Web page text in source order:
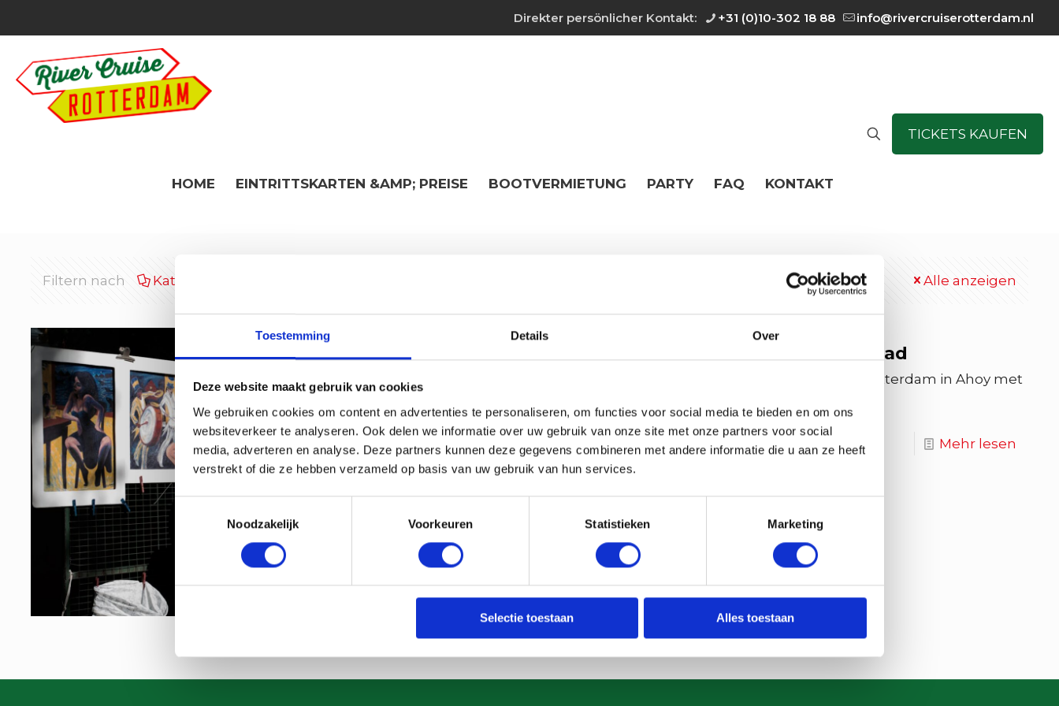
Toestemming Details Over
Deze website maakt gebruik van cookies
We gebruiken cookies om content en advertenties te personaliseren, om functies voor social media te bieden en om ons
websiteverkeer te analyseren. Ook delen we informatie over uw gebruik van onze site met onze partners voor social
media, adverteren en analyse. Deze partners kunnen deze gegevens combineren met andere informatie die u aan ze heeft
verstrekt of die ze hebben verzameld op basis van uw gebruik van hun services.
Noodzakelijk
Voorkeuren Statistieken Marketing
Selectie toestaan Alles toestaan
Direkter persönlicher Kontakt: +31 (0)10-302 18 88 info@rivercruiserotterdam.nl
HOME EINTRITTSKARTEN &AMP; PREISE BOOTVERMIETUNG PARTY FAQ KONTAKT
TICKETS KAUFEN
Filtern nach Kategorien Alle anzeigen
Rotterdam Art Week 2026: Cruise door de Kunststad
Beleef Rotterdam Art Week 2026 vanaf het water. Combineer Art Rotterdam in Ahoy met
Mehr lesen